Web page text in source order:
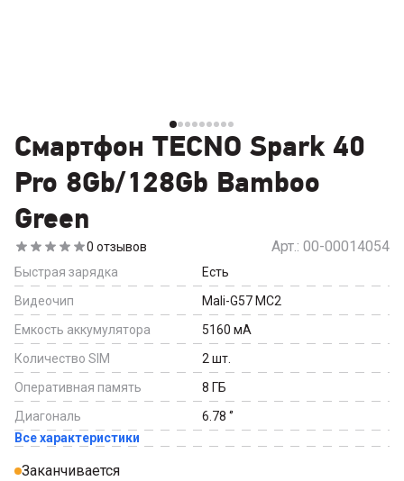
Смартфон TECNO Spark 40
Pro 8Gb/128Gb Bamboo
Green
0 отзывов Арт.: 00-00014054
Быстрая зарядка
Есть
Видеочип
Mali-G57 MC2
Емкость аккумулятора
5160 мА
Количество SIM
2 шт.
Оперативная память
8 ГБ
Диагональ
6.78 ‘’
Все характеристики
Заканчивается